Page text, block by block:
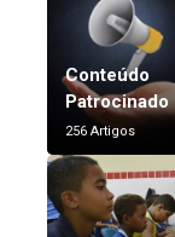
Conteúdo
Patrocinado
256 Artigos